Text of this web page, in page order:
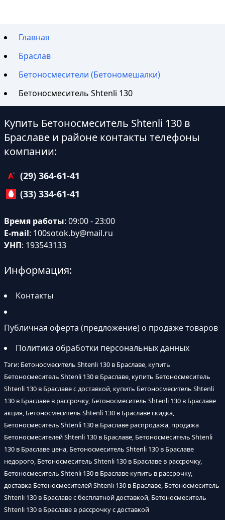
Главная
Браслав
Бетоносмесители (Бетономешалки)
Бетоносмеситель Shtenli 130
Купить Бетоносмеситель Shtenli 130 в
Браславе и районе контакты телефоны
компании:
(29) 364-61-41
(33) 334-61-41
Время работы: 09:00 - 23:00
E-mail: 100sotok.by@mail.ru
УНП: 193543133
Информация:
Контакты
Публичная оферта (предложение) о продаже товаров
Политика обработки персональных данных
Тэги: Бетоносмеситель Shtenli 130 в Браславе, купить
Бетоносмеситель Shtenli 130 в Браславе, купить Бетоносмеситель
Shtenli 130 в Браславе с доставкой, купить Бетоносмеситель Shtenli
130 в Браславе в рассрочку, Бетоносмеситель Shtenli 130 в Браславе
акция, Бетоносмеситель Shtenli 130 в Браславе скидка,
Бетоносмеситель Shtenli 130 в Браславе распродажа, продажа
Бетоносмесителей Shtenli 130 в Браславе, Бетоносмеситель Shtenli
130 в Браславе цена, Бетоносмеситель Shtenli 130 в Браславе
недорого, Бетоносмеситель Shtenli 130 в Браславе в рассрочку,
Бетоносмеситель Shtenli 130 в Браславе купить в рассрочку,
доставка Бетоносмесителей Shtenli 130 в Браславе, Бетоносмеситель
Shtenli 130 в Браславе с бесплатной доставкой, Бетоносмеситель
Shtenli 130 в Браславе в рассрочку с доставкой